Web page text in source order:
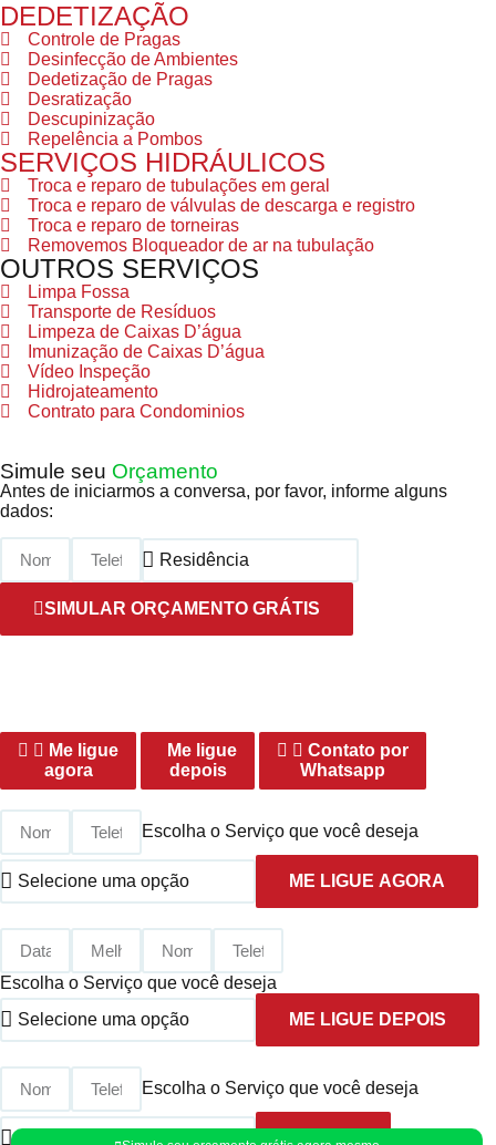
DEDETIZAÇÃO
Controle de Pragas
Desinfecção de Ambientes
Dedetização de Pragas
Desratização
Descupinização
Repelência a Pombos
SERVIÇOS HIDRÁULICOS
Troca e reparo de tubulações em geral
Troca e reparo de válvulas de descarga e registro
Troca e reparo de torneiras
Removemos Bloqueador de ar na tubulação
OUTROS SERVIÇOS
Limpa Fossa
Transporte de Resíduos
Limpeza de Caixas D’água
Imunização de Caixas D’água
Vídeo Inspeção
Hidrojateamento
Contrato para Condominios
Simule seu Orçamento
Antes de iniciarmos a conversa, por favor, informe alguns
dados:
SIMULAR ORÇAMENTO GRÁTIS
Me ligue
agora
Me ligue
depois
Contato por
Whatsapp
Escolha o Serviço que você deseja
ME LIGUE AGORA
Escolha o Serviço que você deseja
ME LIGUE DEPOIS
Escolha o Serviço que você deseja